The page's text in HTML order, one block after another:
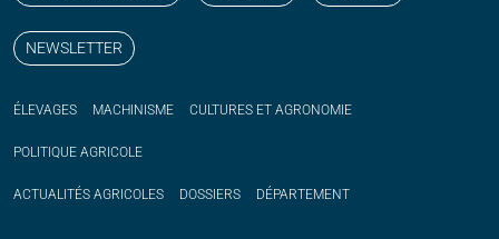
NEWSLETTER
ÉLEVAGES MACHINISME CULTURES ET AGRONOMIE
POLITIQUE AGRICOLE
ACTUALITÉS AGRICOLES DOSSIERS DÉPARTEMENT